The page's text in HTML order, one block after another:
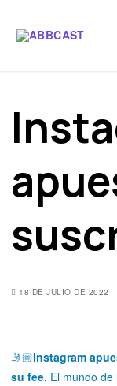
18 DE JULIO DE 2022
🤳🏼Instagram
su fee. El mundo